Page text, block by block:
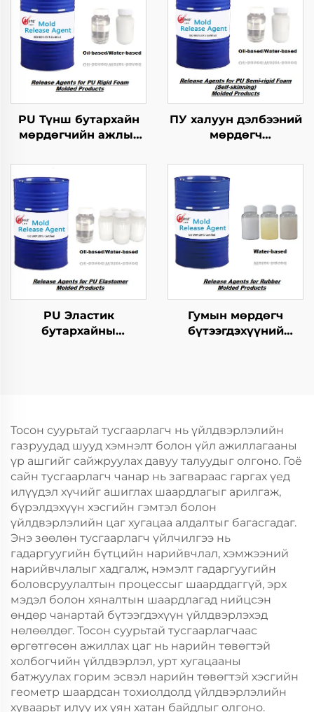
PU Түнш бутархайн
мөрдөгчийн ажлыг
ПУ халуун дэлбээний
мөрдөгч
хэрэгсэл
PU Эластик
бутархайны
Гумын мөрдөгч
бүтээгдэхүүний
Тосон суурьтай тусгаарлагч нь үйлдвэрлэлийн
газруудад шууд хэмнэлт болон үйл ажиллагааны
үр ашгийг сайжруулах давуу талуудыг олгоно. Гоё
сайн тусгаарлагч чанар нь загвараас гаргах үед
илүүдэл хүчийг ашиглах шаардлагыг арилгаж,
бүрэлдэхүүн хэсгийн гэмтэл болон
үйлдвэрлэлийн цаг хугацаа алдалтыг багасгадаг.
Энэ зөөлөн тусгаарлагч үйлчилгээ нь
гадаргуугийн бүтцийн нарийвчлал, хэмжээний
нарийвчлалыг хадгалж, нэмэлт гадаргуугийн
боловсруулалтын процессыг шаарддаггүй, эрх
мэдэл болон хяналтын шаардлагад нийцсэн
өндөр чанартай бүтээгдэхүүн үйлдвэрлэхэд
нөлөөлдөг. Тосон суурьтай тусгаарлагчаас
өргөтгөсөн ажиллах цаг нь нарийн төвөгтэй
холбогчийн үйлдвэрлэл, урт хугацааны
батжуулах горим эсвэл нарийн төвөгтэй хэсгийн
геометр шаардсан тохиолдолд үйлдвэрлэлийн
хуваарьт илүү их уян хатан байдлыг олгоно.